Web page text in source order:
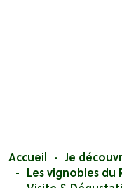
Accueil Je
Les vignobles